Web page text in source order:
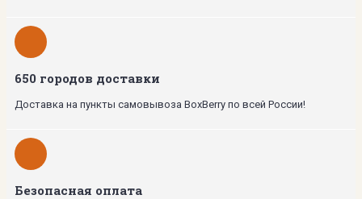
650 городов доставки
Доставка на пункты самовывоза BoxBerry по всей России!
Безопасная оплата